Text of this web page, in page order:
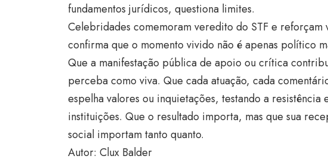
fundamentos jurídicos, questiona limites.
Celebridades comemoram veredito do STF e
confirma que o momento vivido não é apenas político
Que a manifestação pública de apoio ou crítica
perceba como viva. Que cada atuação, cada
espelha valores ou inquietações, testando a
instituições. Que o resultado importa, mas que sua
social importam tanto quanto.
Autor: Clux Balder